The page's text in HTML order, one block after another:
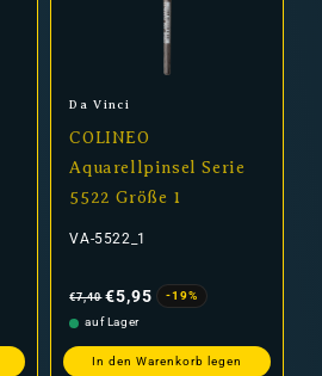
Anbieter:
Da Vinci
COLINEO
Aquarellpinsel Serie
5522 Größe 1
VA-5522_1
Preis
€7,40 €5,95
-19%
auf Lager
In den Warenkorb legen